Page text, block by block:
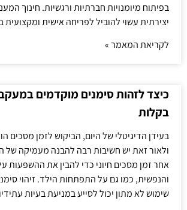
בפיתוח מיומנויות חברתיות ורגשיות. חינוך
יצירתית עשוי להוביל לפריחה אישית ומקצועית
לקריאת המאמר »
כיצד לזהות סימנים מוקדמים
בקלות
בעידן הדיגיטלי של היום, הביקוש לזמן מסכים
ולאור זאת יש חשיבות רבה להבנה מעמיקה של
אחר זמן מסכים חיוני כדי להבין את ההשפעות
והנפשית, כמו גם על התפתחות הילד. זיהוי
שימוש לא מתון יכול לסייע במניעת בעיות